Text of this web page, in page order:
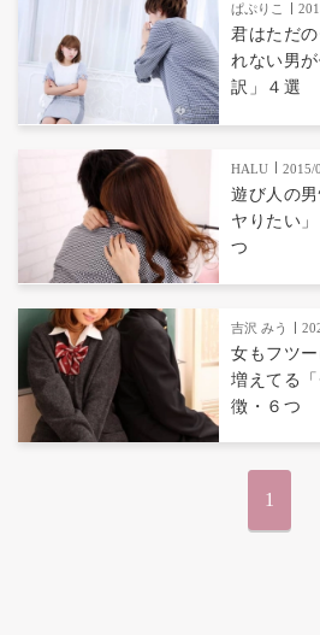
ぱぷりこ
君はただ
れない男
訳」４選
HALU 2015/
遊び人の
ヤりたい
つ
吉沢 みう
女もフツ
増えてる
徴・６つ
1